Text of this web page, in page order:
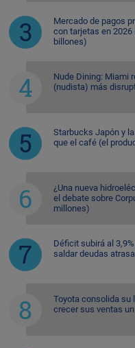
Mercado de pagos
con tarjetas en 2026
billones)
Nude Dining: Miami
(nudista) más
Starbucks Japón y
que el café (el
¿Una nueva
el debate sobre
millones)
Déficit subirá al
saldar deudas
Toyota consolida su
crecer sus ventas